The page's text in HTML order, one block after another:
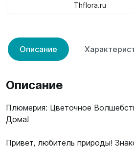
Thflora.ru
Описание
Описание
Плюмерия: Цветочное
Дома!
Привет, любитель природы!